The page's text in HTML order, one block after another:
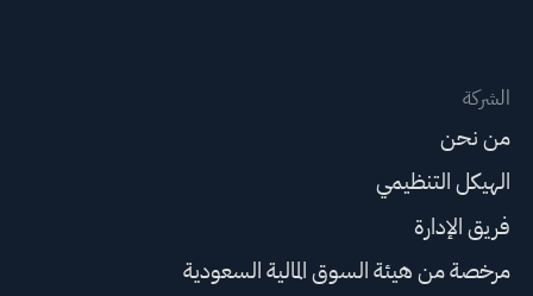
الشركة
من نحن
الهيكل التنظيمي
فريق الإدارة
مرخصة من هيئة السوق المالية السعودية